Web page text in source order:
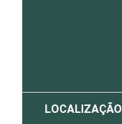
LOCALIZAÇÃO